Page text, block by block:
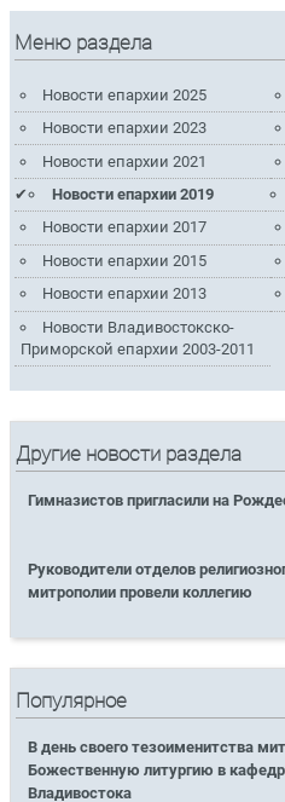
Меню раздела
Новости епархии 2025
Новости епархии 2023
Новости епархии 2021
Новости епархии 2019
Новости епархии 2017
Новости епархии 2015
Новости епархии 2013
Новости Владивостокско-
Приморской епархии 2003-2011
Другие новости раздела
Гимназистов пригласили на
Руководители отделов
митрополии провели коллегию
Популярное
В день своего тезоименитства
Божественную литургию в
Владивостока